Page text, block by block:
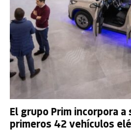
El grupo Prim incorpora
primeros 42 vehículos